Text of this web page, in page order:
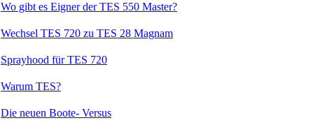
Wo gibt es Eigner der TES 550 Master?
Wechsel TES 720 zu TES 28 Magnam
Sprayhood für TES 720
Warum TES?
Die neuen Boote- Versus